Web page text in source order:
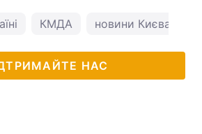
КМДА новини Києва
НАС